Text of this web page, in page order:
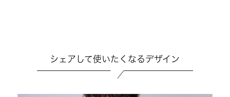
シェアして使いたくなるデザイン